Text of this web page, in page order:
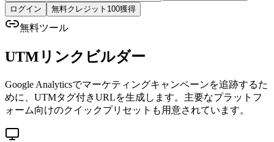
ログイン
無料クレジット100獲得
無料ツール
UTMリンクビルダー
Google Analyticsでマーケティングキャンペーンを追跡するた
めに、UTMタグ付きURLを生成します。主要なプラットフ
ォーム向けのクイックプリセットも用意されています。